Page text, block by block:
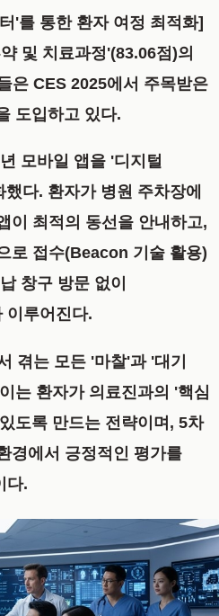
'를 통한 환자 여정 최적화]
및 치료과정'(83.06점)의
은 CES 2025에서 주목받은
도입하고 있다.
모바일 앱을 '디지털
다. 환자가 병원 주차장에
이 최적의 동선을 안내하고,
로 접수(Beacon 기술 활용)
창구 방문 없이
이루어진다.
겪는 모든 '마찰'과 '대기
는 환자가 의료진과의 '핵심
도록 만드는 전략이며, 5차
경에서 긍정적인 평가를
다.